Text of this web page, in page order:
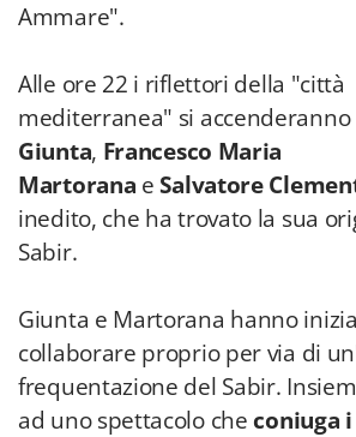
Ammare".
Alle ore 22 i riflettori della "città
mediterranea" si accenderanno
Giunta, Francesco Maria
Martorana eSalvatore
inedito, che ha trovato la sua
Sabir.
Giunta e Martorana hanno
collaborare proprio per via di
frequentazione del Sabir.
ad uno spettacolo che coniuga